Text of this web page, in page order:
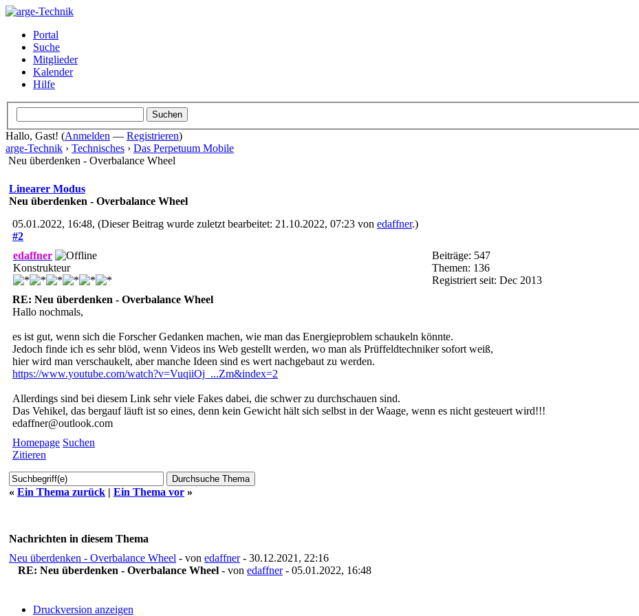
Portal
Suche
Mitglieder
Kalender
Hilfe
Hallo, Gast! (Anmelden — Registrieren)
arge-Technik › Technisches › Das Perpetuum Mobile
Neu überdenken - Overbalance Wheel
Linearer Modus
Neu überdenken - Overbalance Wheel
05.01.2022, 16:48, (Dieser Beitrag wurde zuletzt bearbeitet: 21.10.2022, 07:23 von edaffner.)
#2
edaffner
Konstrukteur
Beiträge: 547
Themen: 136
Registriert seit: Dec 2013
RE: Neu überdenken - Overbalance Wheel
Hallo nochmals,
es ist gut, wenn sich die Forscher Gedanken machen, wie man das Energieproblem schaukeln könnte.
Jedoch finde ich es sehr blöd, wenn Videos ins Web gestellt werden, wo man als Prüffeldtechniker sofort weiß,
hier wird man verschaukelt, aber manche Ideen sind es wert nachgebaut zu werden.
https://www.youtube.com/watch?v=VuqiiOj_...Zm&index=2
Allerdings sind bei diesem Link sehr viele Fakes dabei, die schwer zu durchschauen sind.
Das Vehikel, das bergauf läuft ist so eines, denn kein Gewicht hält sich selbst in der Waage, wenn es nicht gesteuert wird!!!
edaffner@outlook.com
Homepage Suchen
Zitieren
« Ein Thema zurück | Ein Thema vor »
Nachrichten in diesem Thema
Neu überdenken - Overbalance Wheel - von edaffner- 30.12.2021, 22:16
RE: Neu überdenken - Overbalance Wheel - von edaffner- 05.01.2022, 16:48
Druckversion anzeigen